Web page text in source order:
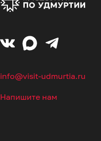
info@visit-udmurtia.ru
Напишите нам